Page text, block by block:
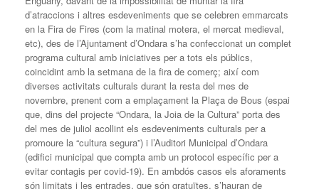
d’atraccions i altres esdeveniments que se celebren emmarcats
en la Fira de Fires (com la matinal motera, el mercat medieval,
etc), des de l’Ajuntament d’Ondara s’ha confeccionat un complet
programa cultural amb iniciatives per a tots els públics,
coincidint amb la setmana de la fira de comerç; així com
diverses activitats culturals durant la resta del mes de
novembre, prenent com a emplaçament la Plaça de Bous (espai
que, dins del projecte “Ondara, la Joia de la Cultura” porta des
del mes de juliol acollint els esdeveniments culturals per a
promoure la “cultura segura”) i l’Auditori Municipal d’Ondara
(edifici municipal que compta amb un protocol específic per a
evitar contagis per covid-19). En ambdós casos els aforaments
són limitats i les entrades, que són gratuïtes, s’hauran de